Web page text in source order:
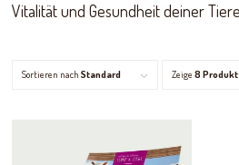
Vitalität und Gesundheit deiner
Sortieren nachStandard Zeige8